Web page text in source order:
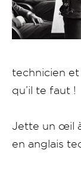
technicien et
qu’il te faut !
Jette un œil
en anglais